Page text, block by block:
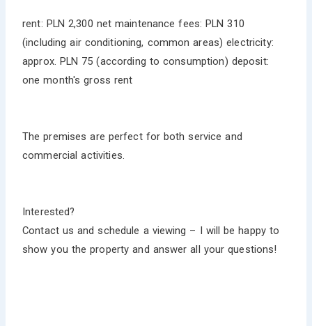
rent: PLN 2,300 net maintenance fees: PLN 310
(including air conditioning, common areas) electricity:
approx. PLN 75 (according to consumption) deposit:
one month's gross rent
The premises are perfect for both service and
commercial activities.
Interested?
Contact us and schedule a viewing – I will be happy to
show you the property and answer all your questions!